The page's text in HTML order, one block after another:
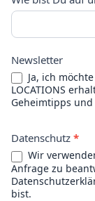
Newsletter
Ja, ich
LOCATIONS
Geheimtipps
Datenschutz *
Wir
Anfrage zu
bist.